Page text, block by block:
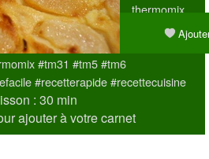
thermomix
du jour est
Clafoutis aux
#tm31 #tm5 #tm6
#recetterapide #recettecuisine
: 30 min
ajouter à votre carnet